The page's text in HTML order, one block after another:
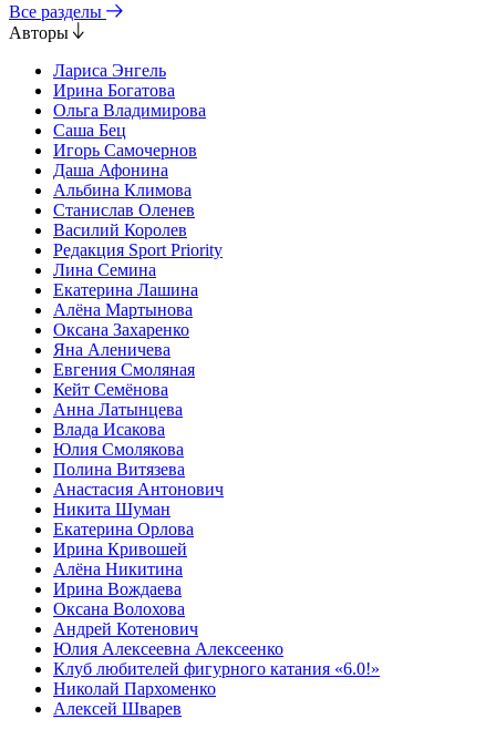
Все разделы
Авторы
Лариса Энгель
Ирина Богатова
Ольга Владимирова
Саша Бец
Игорь Самочернов
Даша Афонина
Альбина Климова
Станислав Оленев
Василий Королев
Редакция Sport Priority
Лина Семина
Екатерина Лашина
Алёна Мартынова
Оксана Захаренко
Яна Аленичева
Евгения Смоляная
Кейт Семёнова
Анна Латынцева
Влада Исакова
Юлия Смолякова
Полина Витязева
Анастасия Антонович
Никита Шуман
Екатерина Орлова
Ирина Кривошей
Алёна Никитина
Ирина Вождаева
Оксана Волохова
Андрей Котенович
Юлия Алексеевна Алексеенко
Клуб любителей фигурного катания «6.0!»
Николай Пархоменко
Алексей Шварев